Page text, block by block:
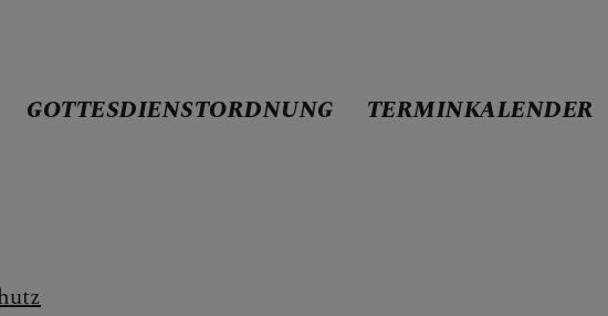
GOTTESDIENSTORDNUNG TERMINKALENDER